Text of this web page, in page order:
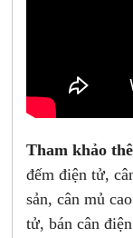
Tham khảo
đếm điện tử,
sản, cân mủ
tử, bán cân